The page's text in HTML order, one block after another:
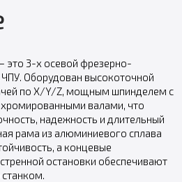
это 3-х осевой фрезерно-
Оборудован высокоточной
по X/Y/Z, мощным шпинделем с
валами, что
надежность и длительный
рама из алюминиевого сплава
а концевые
остановки обеспечивают